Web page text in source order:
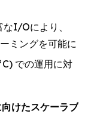
I/Oにより、
ミングを可能に
での運用に対
けたスケーラブ